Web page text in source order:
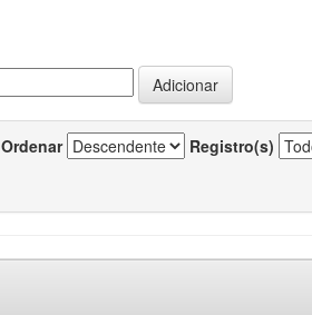
Ordenar Registro(s)